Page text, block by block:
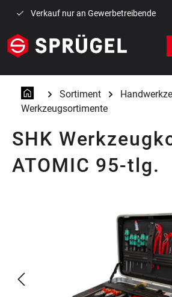
Zum Hauptinhalt springen
Verkauf nur an Gewerbetreibende
Sortiment
Werkzeugsortimente
SHK
ATOMIC 95-tlg.